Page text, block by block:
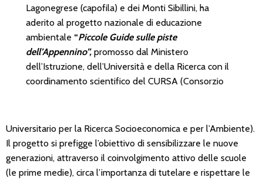
Lagonegrese (capofila) e dei Monti Sibillini, ha
aderito al progetto nazionale di educazione
ambientale “Piccole Guide sulle piste
dell’Appennino”, promosso dal Ministero
dell’Istruzione, dell’Università e della Ricerca con il
coordinamento scientifico del CURSA (Consorzio
Universitario per la Ricerca Socioeconomica e per l’Ambiente).
Il progetto si prefigge l’obiettivo di sensibilizzare le nuove
generazioni, attraverso il coinvolgimento attivo delle scuole
(le prime medie), circa l’importanza di tutelare e rispettare le